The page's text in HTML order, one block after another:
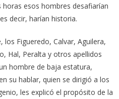
esos hombres desafiarían
decir, harían historia.
los Figueredo, Calvar, Aguilera,
Hal, Peralta y otros apellidos
hombre de baja estatura,
su hablar, quien se dirigió a los
les explicó el propósito de la